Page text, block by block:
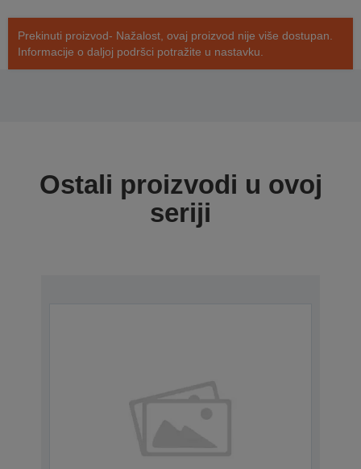
Prekinuti proizvod- Nažalost, ovaj proizvod nije više dostupan.
Informacije o daljoj podršci potražite u nastavku.
Ostali proizvodi u ovoj
seriji